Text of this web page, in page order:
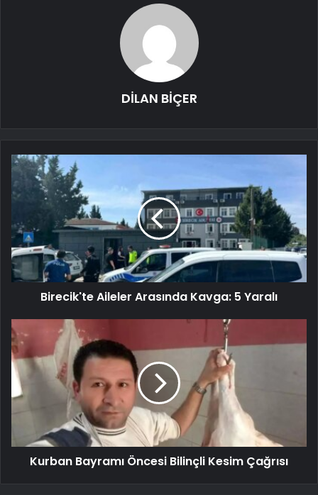
DİLAN BİÇER
Birecik'te Aileler Arasında Kavga: 5 Yaralı
Kurban Bayramı Öncesi Bilinçli Kesim Çağrısı